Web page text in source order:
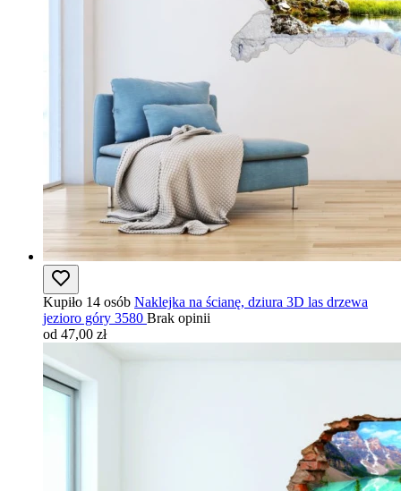
Kupiło 14 osób Naklejka na ścianę, dziura 3D las drzewa
jezioro góry 3580 Brak opinii
od 47,00 zł